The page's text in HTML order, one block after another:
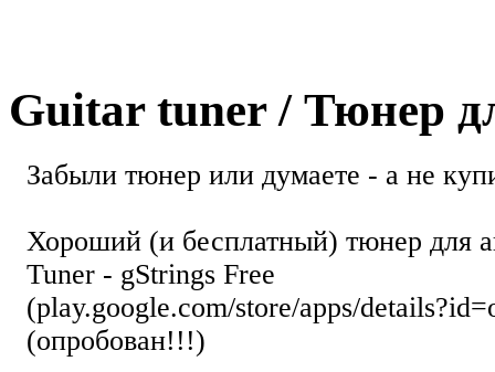
Guitar tuner / Тюнер
Забыли тюнер или думаете - а не
Хороший (и бесплатный) тюнер для
Tuner - gStrings Free
(play.google.com/store/apps/
(опробован!!!)